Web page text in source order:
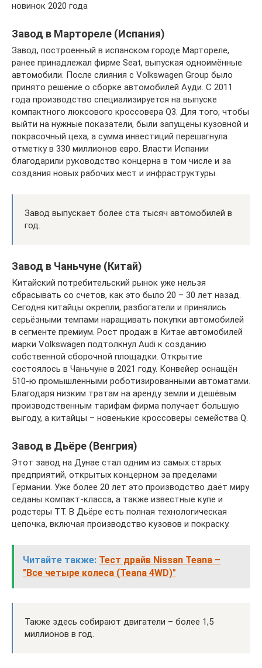
новинок 2020 года
Завод в Мартореле (Испания)
Завод, построенный в испанском городе Мартореле,
ранее принадлежал фирме Seat, выпуская одноимённые
автомобили. После слияния с Volkswagen Group было
принято решение о сборке автомобилей Ауди. С 2011
года производство специализируется на выпуске
компактного люксового кроссовера Q3. Для того, чтобы
выйти на нужные показатели, были запущены кузовной и
покрасочный цеха, а сумма инвестиций перешагнула
отметку в 330 миллионов евро. Власти Испании
благодарили руководство концерна в том числе и за
создания новых рабочих мест и инфраструктуры.
Завод выпускает более ста тысяч автомобилей в
год.
Завод в Чаньчуне (Китай)
Китайский потребительский рынок уже нельзя
сбрасывать со счетов, как это было 20 – 30 лет назад.
Сегодня китайцы окрепли, разбогатели и принялись
серьёзными темпами наращивать покупки автомобилей
в сегменте премиум. Рост продаж в Китае автомобилей
марки Volkswagen подтолкнул Audi к созданию
собственной сборочной площадки. Открытие
состоялось в Чаньчуне в 2021 году. Конвейер оснащён
510-ю промышленными роботизированными автоматами.
Благодаря низким тратам на аренду земли и дешёвым
производственным тарифам фирма получает большую
выгоду, а китайцы – новенькие кроссоверы семейства Q.
Завод в Дьёре (Венгрия)
Этот завод на Дунае стал одним из самых старых
предприятий, открытых концерном за пределами
Германии. Уже более 20 лет это производство даёт миру
седаны компакт-класса, а также известные купе и
родстеры TT. В Дьёре есть полная технологическая
цепочка, включая производство кузовов и покраску.
Читайте также: Тест драйв Nissan Teana –
"Все четыре колеса (Teana 4WD)"
Также здесь собирают двигатели – более 1,5
миллионов в год.